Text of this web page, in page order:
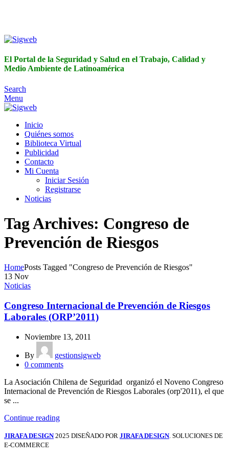
El Portal de la Seguridad y Salud en el Trabajo, Calidad y
Medio Ambiente de Latinoamérica
Search
Menu
Inicio
Quiénes somos
Biblioteca Virtual
Publicidad
Contacto
Mi Cuenta
Iniciar Sesión
Registrarse
Noticias
Tag Archives: Congreso de
Prevención de Riesgos
HomePosts Tagged "Congreso de Prevención de Riesgos"
13 Nov
Noticias
Congreso Internacional de Prevención de Riesgos
Laborales (ORP’2011)
Noviembre 13, 2011
By
gestionsigweb
0 comments
La Asociación Chilena de Seguridad organizó el Noveno Congreso
Internacional de Prevención de Riesgos Laborales (orp'2011), el que
se ...
Continue reading
JIRAFA DESIGN 2025 DISEÑADO POR JIRAFA DESIGN. SOLUCIONES DE
E-COMMERCE